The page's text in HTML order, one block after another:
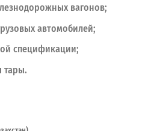
вагонов;
автомобилей;
спецификации;
тары.